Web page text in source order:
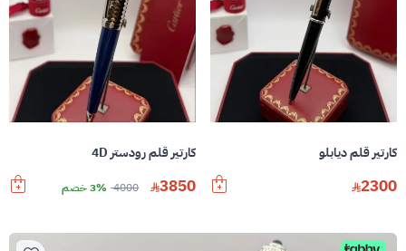
كارتير قلم ديابلو
2300
كارتير قلم رودستر 4D
3850
4000 3% خصم